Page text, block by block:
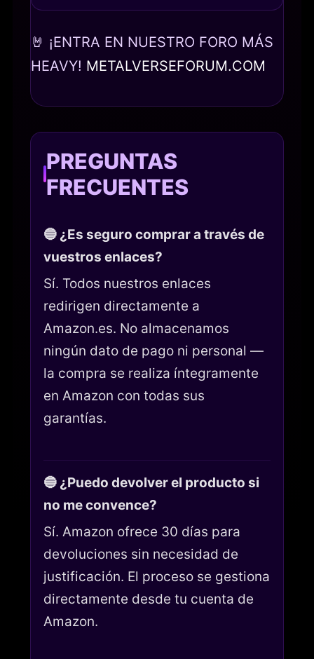
🤘 ¡ENTRA EN NUESTRO FORO MÁS
HEAVY! METALVERSEFORUM.COM
PREGUNTAS
FRECUENTES
🔵 ¿Es seguro comprar a través de
vuestros enlaces?
Sí. Todos nuestros enlaces
redirigen directamente a
Amazon.es. No almacenamos
ningún dato de pago ni personal —
la compra se realiza íntegramente
en Amazon con todas sus
garantías.
🔵 ¿Puedo devolver el producto si
no me convence?
Sí. Amazon ofrece 30 días para
devoluciones sin necesidad de
justificación. El proceso se gestiona
directamente desde tu cuenta de
Amazon.